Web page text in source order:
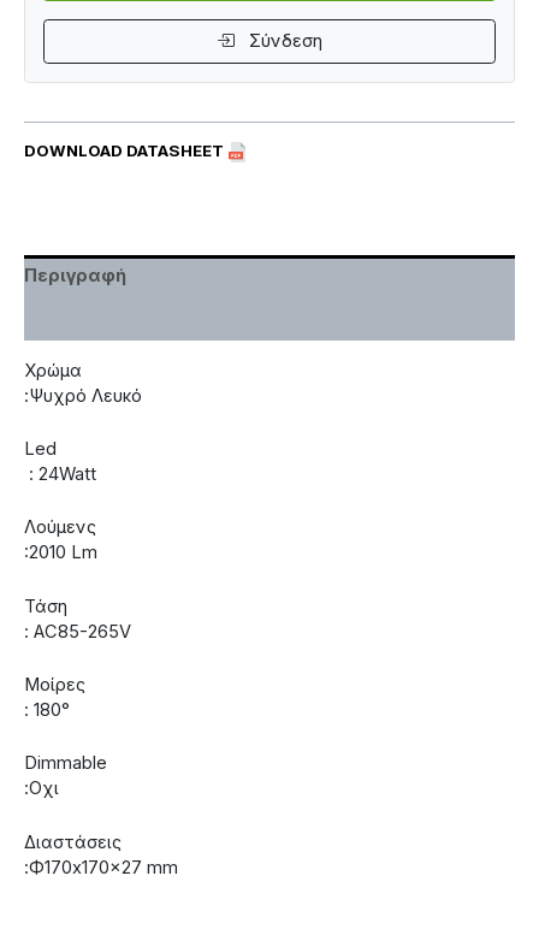
DOWNLOAD DATASHEET
Σύνδεση
Περιγραφή
Χρώμα
:Ψυχρό Λευκό
Led
: 24Watt
Λούμενς
:2010 Lm
Τάση
: AC85-265V
Μοίρες
: 180°
Dimmable
:Οχι
Διαστάσεις
:Ф170x170x27 mm